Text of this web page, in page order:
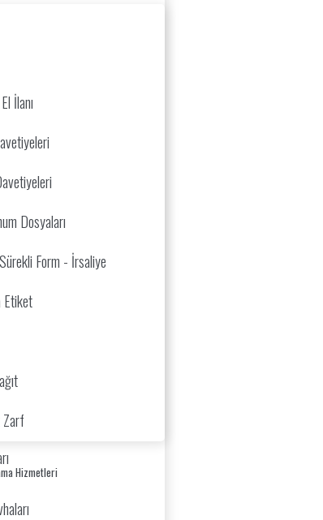
İlanı
Dosyaları
Form - İrsaliye
Etiket
Zarf
Hizmetleri